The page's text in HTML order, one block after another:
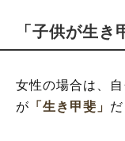
「子供が生き
女性の場合は、
が 「生き甲斐」